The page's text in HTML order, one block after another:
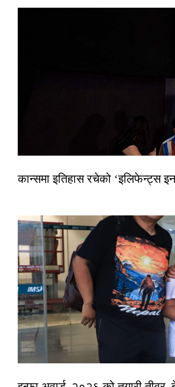
कान्समा इतिहास रचेको ‘इलिफेन्ट्स